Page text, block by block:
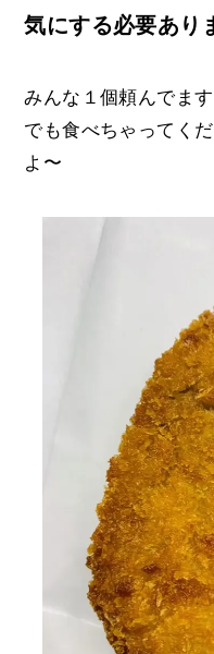
気にする必要あり
みんな１個頼んでま
でも食べちゃってく
よ〜